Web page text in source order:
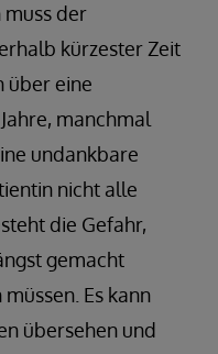
der
kürzester Zeit
über eine
manchmal
undankbare
nicht alle
die Gefahr,
gemacht
Es kann
übersehen und